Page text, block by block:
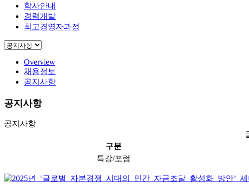
학사안내
경력개발
최고경영자과정
Overview
채용정보
공지사항
공지사항
공지사항
구분
특강/포럼